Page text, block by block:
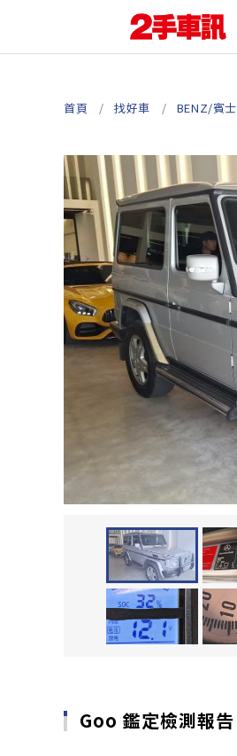
首頁 找好車 BENZ/賓士
Goo 鑑定檢測報告